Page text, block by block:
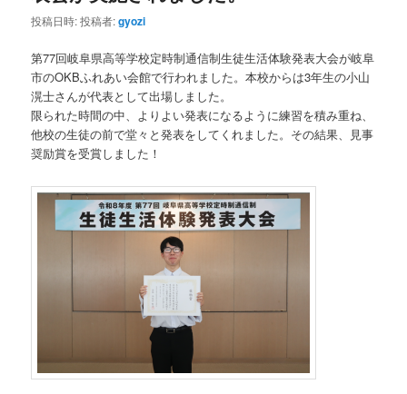
ン
ツ
へ
移
ツ
へ
移
動
投稿日時:投稿者:gyozi
第77回岐阜県高等学校定時制通信制生徒生活体験発表大会が岐阜
市のOKBふれあい会館で行われました。本校からは3年生の小山
滉士さんが代表として出場しました。
限られた時間の中、よりよい発表になるように練習を積み重ね、
他校の生徒の前で堂々と発表をしてくれました。その結果、見事
奨励賞を受賞しました！